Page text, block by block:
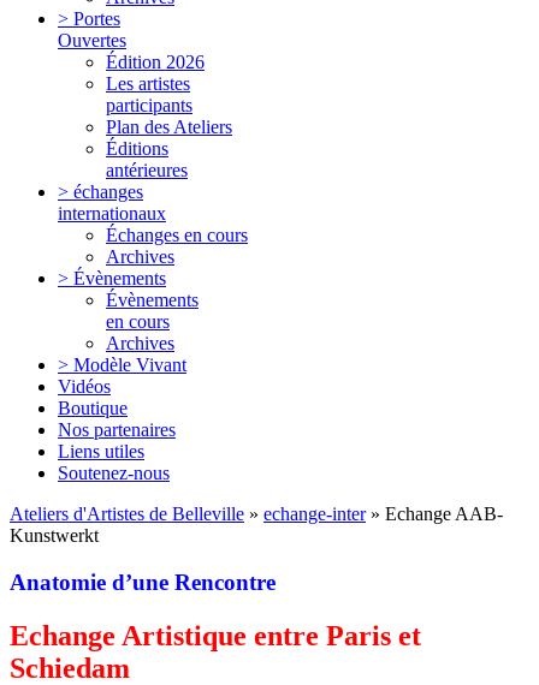
> Portes
Ouvertes
Édition 2026
Les artistes
participants
Plan des Ateliers
Éditions
antérieures
> échanges
internationaux
Échanges en cours
Archives
> Évènements
Évènements
en cours
Archives
> Modèle Vivant
Vidéos
Boutique
Nos partenaires
Liens utiles
Soutenez-nous
Ateliers d'Artistes de Belleville » echange-inter» Echange AAB-
Kunstwerkt
Anatomie d’une Rencontre
Echange Artistique entre Paris et
Schiedam